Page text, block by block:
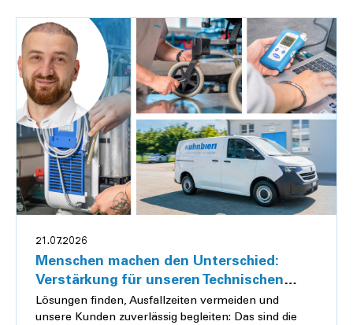
21.07.2026
Menschen machen den Unterschied:
Verstärkung für unseren Technischen
Service
Lösungen finden, Ausfallzeiten vermeiden und
unsere Kunden zuverlässig begleiten: Das sind die